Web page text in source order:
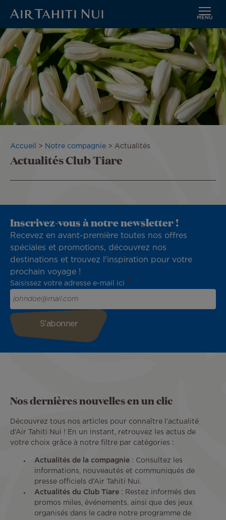
Aller
contenu
principal
MENU
Fil
d'Ariane
Accueil Notre compagnie Actualités
Actualités Club Tiare
Inscrivez-vous à notre newsletter !
Recevez en avant-première toutes nos offres
spéciales et promotions, découvrez nos
destinations et trouvez l'inspiration pour votre
prochain voyage !
Saisissez votre adresse e-mail ici
Nos dernières nouvelles en un clic
Découvrez tous nos articles pour connaître l’actualité
d’Air Tahiti Nui ! En un instant, retrouvez les actus de
votre choix grâce à notre filtre par catégories :
Actualités de la compagnie : Consultez les
informations, nouveautés et communiqués de
presse officiels d’Air Tahiti Nui.
Actualités du Club Tiare : Restez informés des
promos miles, événements, ainsi que des jeux
organisés dans le cadre notre programme de